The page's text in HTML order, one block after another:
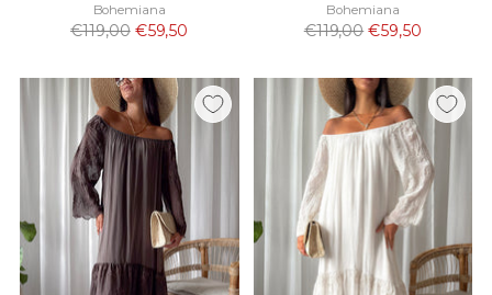
Bohemiana
Normaali
€119,00 €59,50
Bohemiana
Normaali
€119,00 €59,50